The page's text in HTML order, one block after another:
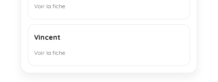
Voir la fiche
Vincent
Voir la fiche